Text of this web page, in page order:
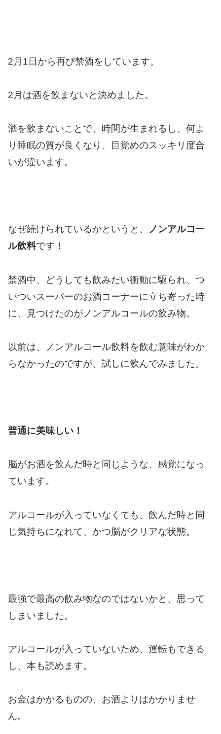
2月1日から再び禁酒をしています。
2月は酒を飲まないと決めました。
酒を飲まないことで、時間が生まれるし、何よ
り睡眠の質が良くなり、目覚めのスッキリ度合
いが違います。
なぜ続けられているかというと、 ノンアルコー
ル飲料です！
禁酒中、どうしても飲みたい衝動に駆られ、つ
いついスーパーのお酒コーナーに立ち寄った時
に、見つけたのがノンアルコールの飲み物。
以前は、ノンアルコール飲料を飲む意味がわか
らなかったのですが、試しに飲んでみました。
普通に美味しい！
脳がお酒を飲んだ時と同じような、感覚になっ
ています。
アルコールが入っていなくても、飲んだ時と同
じ気持ちになれて、かつ脳がクリアな状態。
最強で最高の飲み物なのではないかと、思って
しまいました。
アルコールが入っていないため、運転もできる
し、本も読めます。
お金はかかるものの、お酒よりはかかりませ
ん。